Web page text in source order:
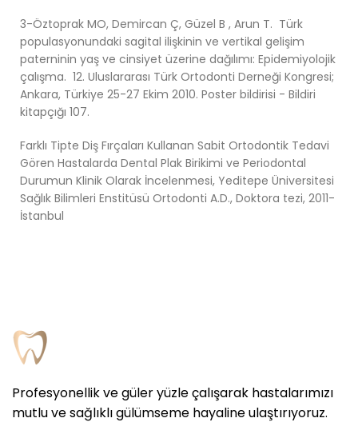
3-Öztoprak MO, Demircan Ç, Güzel B , Arun T. Türk
populasyonundaki sagital ilişkinin ve vertikal gelişim
paterninin yaş ve cinsiyet üzerine dağılımı: Epidemiyolojik
çalışma. 12. Uluslararası Türk Ortodonti Derneği Kongresi;
Ankara, Türkiye 25-27 Ekim 2010. Poster bildirisi - Bildiri
kitapçığı 107.
Farklı Tipte Diş Fırçaları Kullanan Sabit Ortodontik Tedavi
Gören Hastalarda Dental Plak Birikimi ve Periodontal
Durumun Klinik Olarak İncelenmesi, Yeditepe Üniversitesi
Sağlık Bilimleri Enstitüsü Ortodonti A.D., Doktora tezi, 2011-
İstanbul
Profesyonellik ve güler yüzle çalışarak hastalarımızı
mutlu ve sağlıklı gülümseme hayaline ulaştırıyoruz.